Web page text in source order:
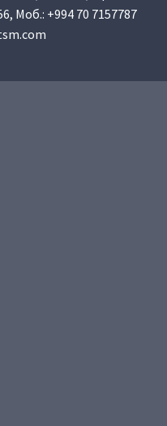
, Моб.: +994 70 7157787